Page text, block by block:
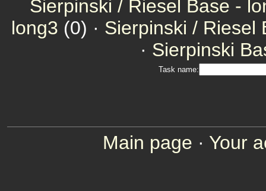
Sierpinski / Riesel Base -
long3 (0) · Sierpinski / Riesel
· Sierpinski
Task name:
Main page · Your